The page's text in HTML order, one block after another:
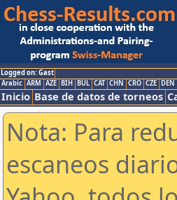
Logged on: Gast
Arabic ARM AZE BIH BUL CAT CHN CRO CZE DEN
Inicio Base de datos de torneos
Nota: Para
escaneos